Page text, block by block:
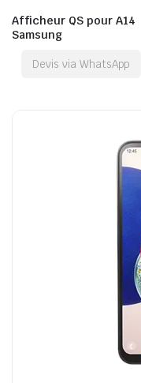
Afficheur QS pour A14
Samsung
Devis via WhatsApp